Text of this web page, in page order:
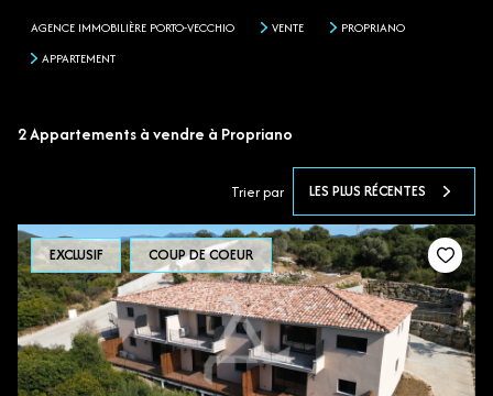
AGENCE IMMOBILIÈRE PORTO-VECCHIO VENTE
PROPRIANO
APPARTEMENT
2Appartements à vendre à Propriano
Trier par LES PLUS RÉCENTES
EXCLUSIF COUP DE COEUR